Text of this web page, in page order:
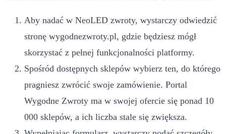
Aby nadać w NeoLED zwroty, wystarczy odwiedzić
stronę wygodnezwroty.pl, gdzie będziesz mógł
skorzystać z pełnej funkcjonalności platformy.
Spośród dostępnych sklepów wybierz ten, do którego
pragniesz zwrócić swoje zamówienie. Portal
Wygodne Zwroty ma w swojej ofercie się ponad 10
000 sklepów, a ich liczba stale się zwiększa.